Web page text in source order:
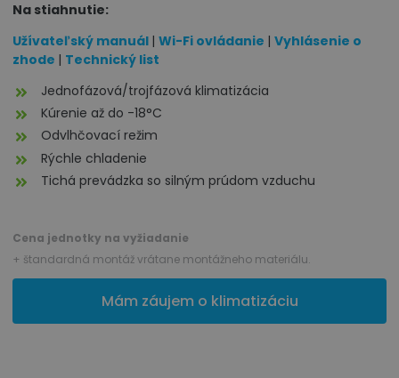
Na stiahnutie:
Užívateľský manuál | Wi-Fi ovládanie | Vyhlásenie o
zhode | Technický list
Jednofázová/trojfázová klimatizácia
Kúrenie až do -18°C
Odvlhčovací režim
Rýchle chladenie
Tichá prevádzka so silným prúdom vzduchu
Cena jednotky na vyžiadanie
+ štandardná montáž vrátane montážneho materiálu.
Mám záujem o klimatizáciu